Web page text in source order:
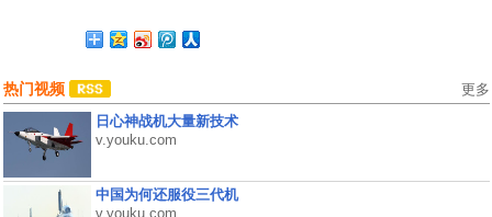
热门视频 更多
日心神战机大量新技术
v.youku.com
中国为何还服役三代机
v.youku.com